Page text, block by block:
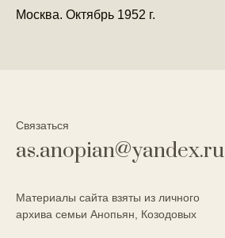
Москва. Октябрь 1952 г.
as.anopian@yandex.ru
Связаться
Материалы сайта взяты из личного
архива семьи Анопьян, Козодовых